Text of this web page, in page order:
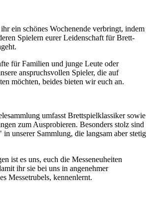
ein schönes Wochenende verbringt, indem
Spielern eurer Leidenschaft für Brett-
für Familien und junge Leute oder
anspruchsvollen Spieler, die auf
möchten, beides bieten wir euch an.
umfasst Brettspielklassiker sowie
zum Ausprobieren. Besonders stolz sind
unserer Sammlung, die langsam aber stetig
ist es uns, euch die Messeneuheiten
ihr sie bei uns in angenehmer
Messetrubels, kennenlernt.